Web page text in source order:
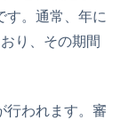
す。通常、年に
り、その期間
行われます。審